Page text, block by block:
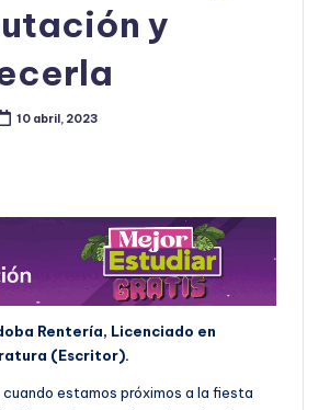
y
10 abril, 2023
Rentería, Licenciado en
(Escritor).
cuando estamos próximos a la fiesta